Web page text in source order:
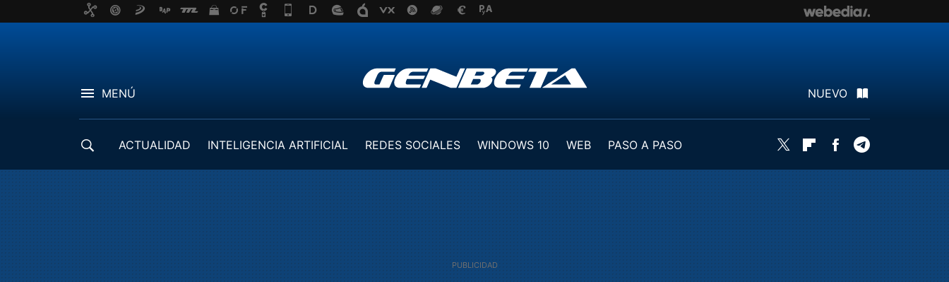
MENÚ NUEVO
ACTUALIDAD INTELIGENCIA ARTIFICIAL REDES SOCIALES WINDOWS 10 WEB
PASO A PASO
Twitter FlipboardFacebook